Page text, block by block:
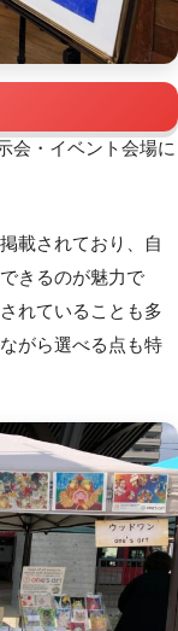
会・イベント会場に
載されており、自
きるのが魅力で
れていることも多
がら選べる点も特